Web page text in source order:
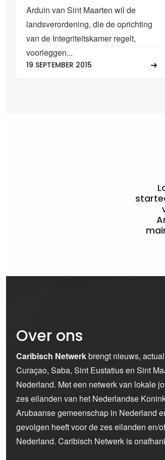
Arduin van Sint Maarten wil de
landsverordening, die de oprichting
van de Integriteitskamer regelt,
voorleggen...
19 SEPTEMBER 2015
Over ons
Caribisch Netwerkbrengt nieuws,
Curaçao, Saba, Sint Eustatius en Sint
Nederland. Met een netwerk van lokale
zes eilanden van het Nederlandse
Arubaanse gemeenschap in Nederland
gevolgen heeft voor de zes eilanden en/
Nederland. Caribisch Netwerk is